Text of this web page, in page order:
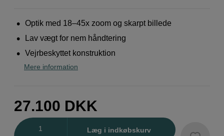
Optik med 18–45x zoom og skarpt billede
Lav vægt for nem håndtering
Vejrbeskyttet konstruktion
Mere information
27.100 DKK
Læg i indkøbskurv